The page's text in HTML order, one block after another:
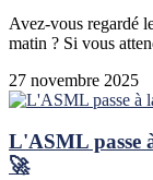
Avez-vous regardé
matin ? Si vous
27 novembre 2025
L'ASML passe
🚀